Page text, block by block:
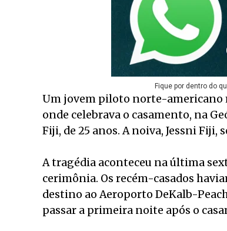
Fique por dentro do
Um jovem piloto norte-americano
onde celebrava o casamento, na
Fiji, de 25 anos. A noiva, Jessni Fiji,
A tragédia aconteceu na última
cerimônia. Os recém-casados
destino ao Aeroporto DeKalb-
passar a primeira noite após o